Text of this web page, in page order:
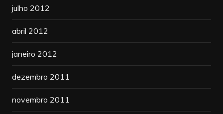
julho 2012
abril 2012
janeiro 2012
dezembro 2011
novembro 2011